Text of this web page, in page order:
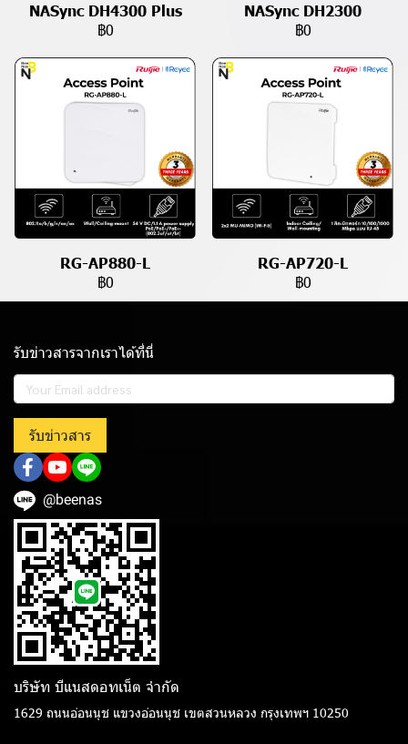
NASync DH4300 Plus
฿0
NASync DH2300
฿0
RG-AP880-L
฿0
RG-AP720-L
฿0
รับข่าวสารจากเราได้ที่นี่
รับข่าวสาร
@beenas
บริษัท บีแนสดอทเน็ต จํากัด
1629 ถนนอ่อนนุช แขวงอ่อนนุช เขตสวนหลวง กรุงเทพฯ 10250